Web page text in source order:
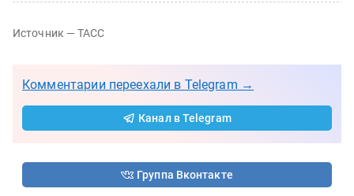
Источник — ТАСС
Комментарии переехали в Telegram →
Канал в Telegram
Группа Вконтакте